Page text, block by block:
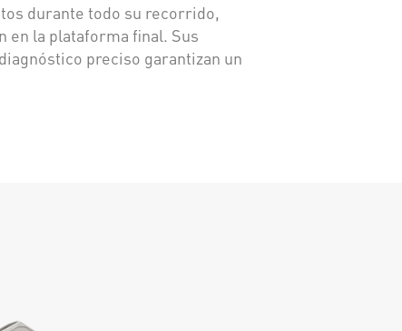
durante todo su recorrido,
en la plataforma final. Sus
preciso garantizan un